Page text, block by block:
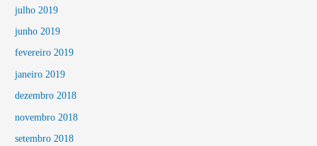
julho 2019
junho 2019
fevereiro 2019
janeiro 2019
dezembro 2018
novembro 2018
setembro 2018